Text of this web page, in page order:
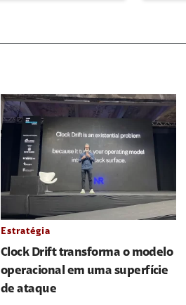
Estratégia
Clock Drift transforma o modelo
operacional em uma superfície
de ataque